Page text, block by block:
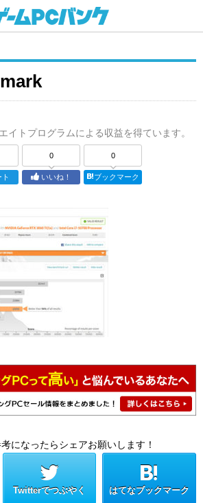
イトプログラムによる収益を得ています。
ト
0
いいね！
0
ブックマーク
になったらシェアお願いします！
Twitterでつぶやく はてなブックマーク